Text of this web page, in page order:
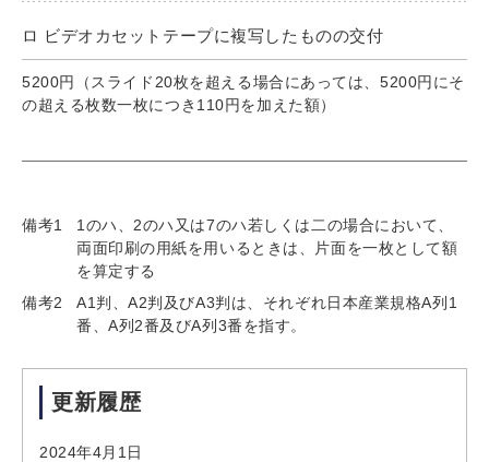
ロ ビデオカセットテープに複写したものの交付
5200円（スライド20枚を超える場合にあっては、5200円にそ
の超える枚数一枚につき110円を加えた額）
備考1
1のハ、2のハ又は7のハ若しくは二の場合において、
両面印刷の用紙を用いるときは、片面を一枚として額
を算定する
備考2
A1判、A2判及びA3判は、それぞれ日本産業規格A列1
番、A列2番及びA列3番を指す。
更新履歴
2024年4月1日